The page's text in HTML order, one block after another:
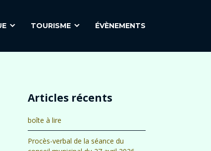
TOURISME ÉVÈNEMENTS
Articles récents
boîte à lire
Procès-verbal de la séance du